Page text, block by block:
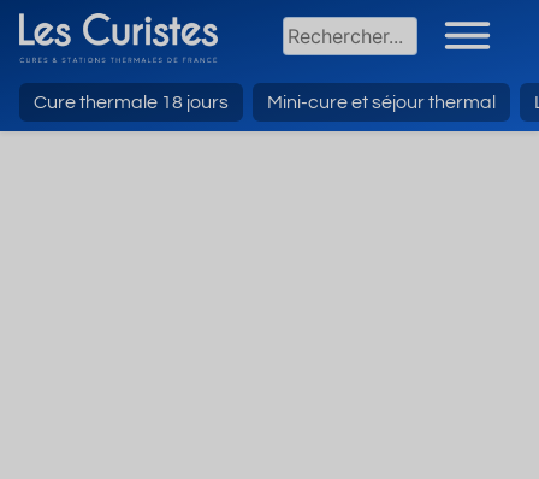
Cure thermale 18 jours Mini-cure et séjour thermal